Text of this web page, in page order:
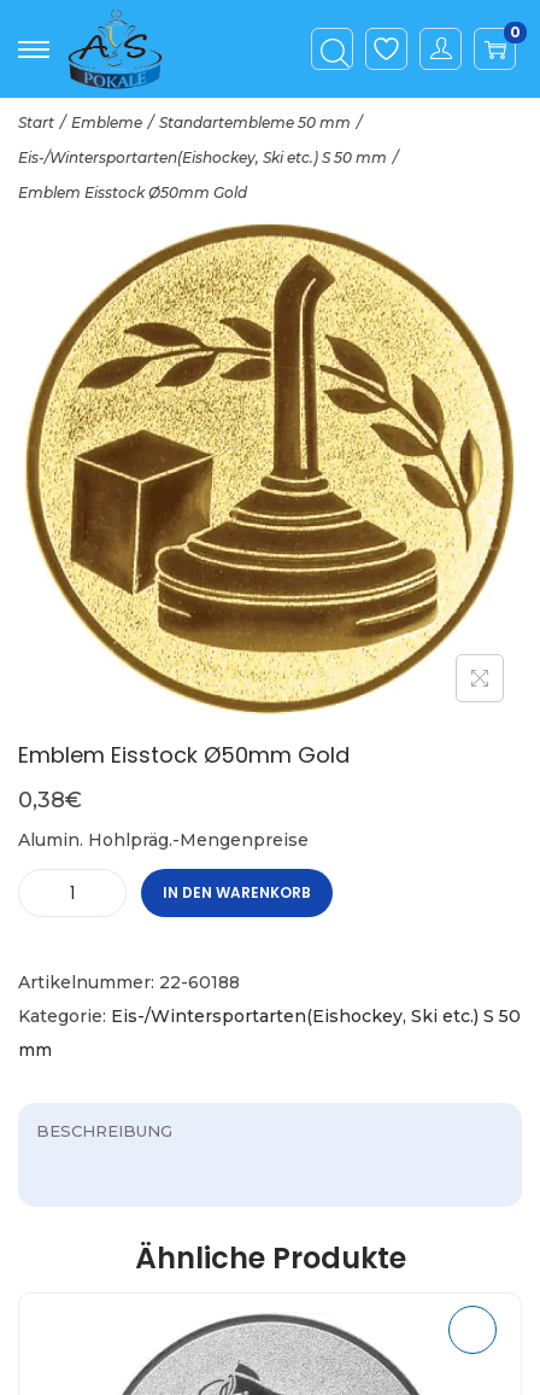
0
Start / Embleme / Standartembleme 50 mm /
Eis-/Wintersportarten(Eishockey, Ski etc.) S 50 mm /
Emblem Eisstock Ø50mm Gold
Emblem Eisstock Ø50mm Gold
0,38€
Alumin. Hohlpräg.-Mengenpreise
IN DEN WARENKORB
Artikelnummer: 22-60188
Kategorie: Eis-/Wintersportarten(Eishockey, Ski etc.) S 50
mm
BESCHREIBUNG
Ähnliche Produkte